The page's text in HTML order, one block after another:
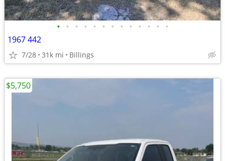
• • • • • • • • • • • • •
1967 442
7/28 31k mi Billings
$5,750